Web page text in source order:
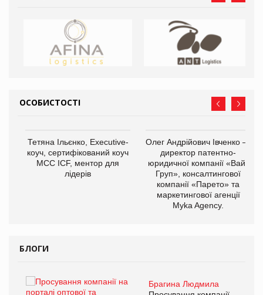
ОСОБИСТОСТІ
Тетяна Ільєнко, Executive-
коуч, сертифікований коуч
МСС ICF, ментор для
лідерів
Олег Андрійович Івченко —
директор патентно-
юридичної компанії «Вайз
Груп», консалтингової
компанії «Парето» та
маркетингової агенції
Myka Agency.
БЛОГИ
Брагина Людмила